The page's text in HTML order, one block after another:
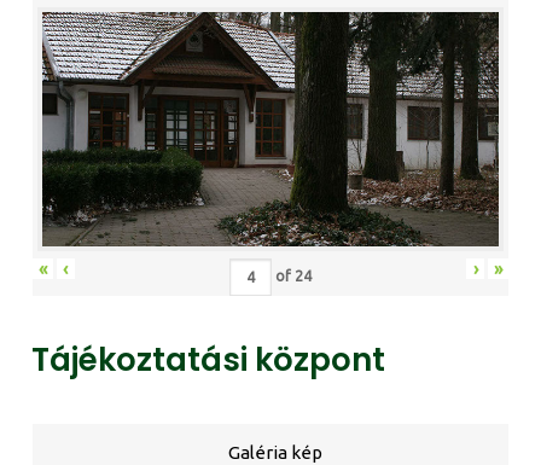
« ‹ of 24 › »
Tájékoztatási központ
Galéria kép